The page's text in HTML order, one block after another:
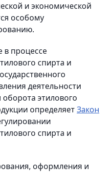
и экономической
особому
процессе
спирта и
деятельности
этилового
определяетЗакон
спирта и
оформления и